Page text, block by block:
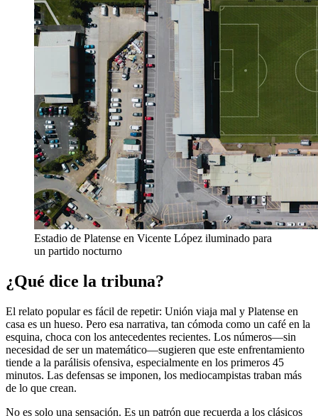
Estadio de Platense en Vicente López iluminado para
un partido nocturno
¿Qué dice la tribuna?
El relato popular es fácil de repetir: Unión viaja mal y Platense en
casa es un hueso. Pero esa narrativa, tan cómoda como un café en la
esquina, choca con los antecedentes recientes. Los números—sin
necesidad de ser un matemático—sugieren que este enfrentamiento
tiende a la parálisis ofensiva, especialmente en los primeros 45
minutos. Las defensas se imponen, los mediocampistas traban más
de lo que crean.
No es solo una sensación. Es un patrón que recuerda a los clásicos